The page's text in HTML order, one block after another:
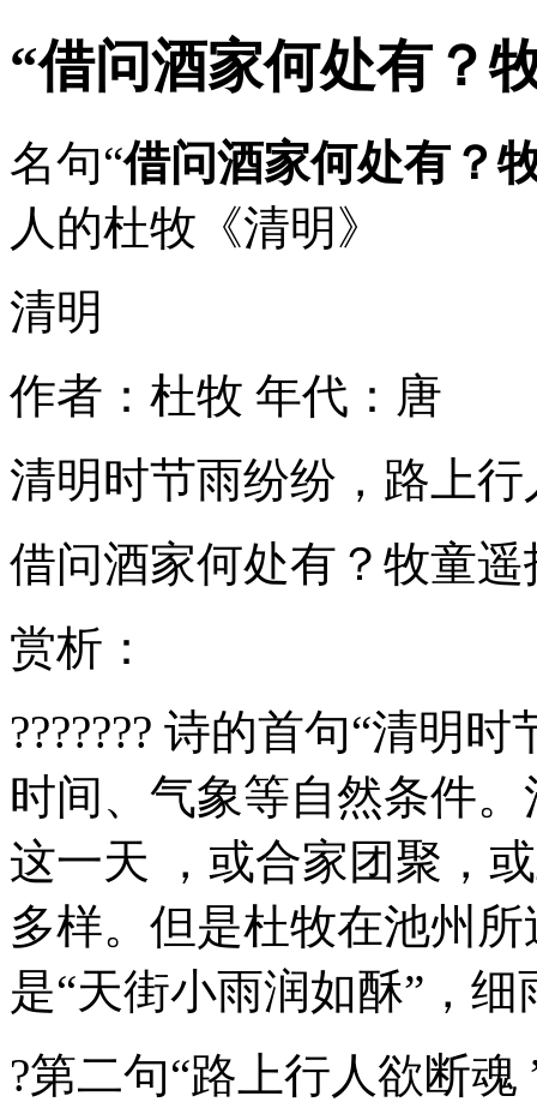
“借问酒家何处有？
名句“借问酒家何处有？
人的杜牧《清明》
清明
作者：杜牧 年代：唐
清明时节雨纷纷，路上
借问酒家何处有？牧童
赏析：
??????? 诗的首句“清明
时间、气象等自然条件
这一天 ，或合家团聚，
多样。但是杜牧在池州
是“天街小雨润如酥”，细
?第二句“路上行人欲断